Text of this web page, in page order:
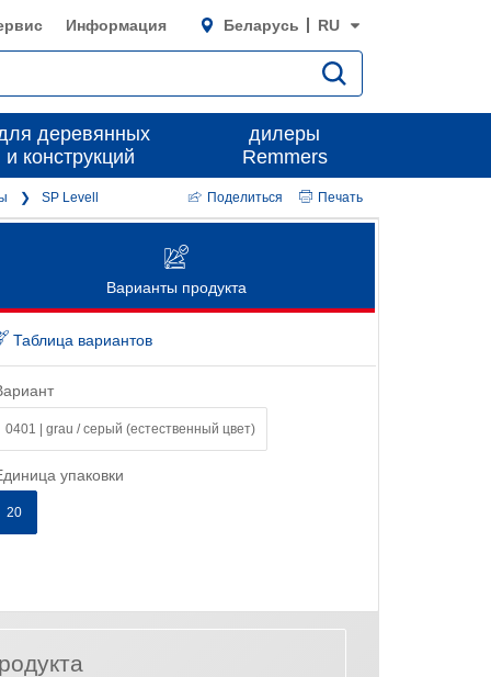
Информация Беларусь RU
деревянных
конструкций
дилеры
Remmers
SP Levell Поделиться Печать
Варианты продукта
Таблица вариантов
0401 | grau / серый (естественный цвет)
упаковки
20